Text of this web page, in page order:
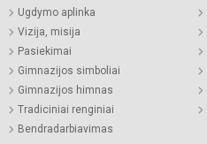
Ugdymo aplinka
Vizija, misija
Pasiekimai
Gimnazijos simboliai
Gimnazijos himnas
Tradiciniai renginiai
Bendradarbiavimas